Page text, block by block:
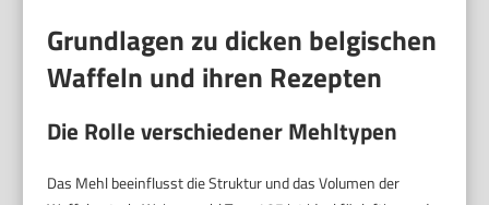
Grundlagen zu dicken belgischen
Waffeln und ihren Rezepten
Die Rolle verschiedener Mehltypen
Das Mehl beeinflusst die Struktur und das Volumen der